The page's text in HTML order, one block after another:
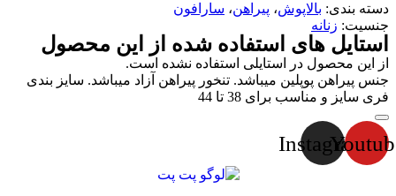
دسته بندی: بالاپوش، پیراهن، سارافون
جنسیت: زنانه
استایل های استفاده شده از این محصول
از این محصول در استایلی استفاده نشده است.
جنس پیراهن پوپلین میباشد. تنخور پیراهن آزاد میباشد. سایز بندی
فری سایز و مناسب برای 38 تا 44
Instagram